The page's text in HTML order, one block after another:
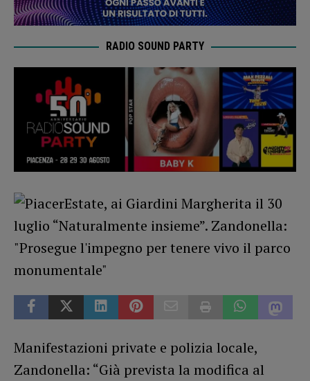
RADIO SOUND PARTY
Manifestazioni private e polizia locale,
Zandonella: “Già prevista la modifica al